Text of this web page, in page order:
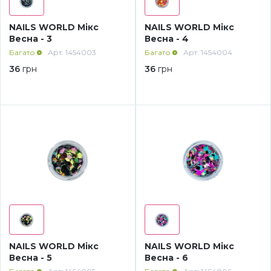
Дезінфекція та стерилізація
Декор для нігтів
Трикутники (каміфубукі)
Наклейки гнучкі лінії
Бульонки
Блискітки (пісок для нігтів)
Блискітки для нігтів
NAILS WORLD Мікс
Весна - 3
Багато Арт: 1454003
36 грн
NAILS WORLD Мікс
Весна - 4
Багато Арт: 1454004
36 грн
NAILS WORLD Мікс
Весна - 5
NAILS WORLD Мікс
Весна - 6